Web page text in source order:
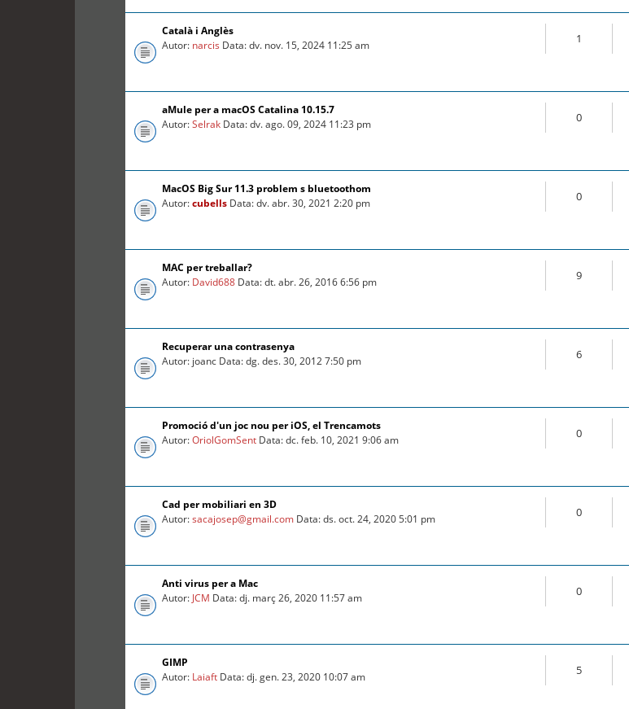
Català i Anglès
Autor: narcis Data: dv. nov. 15, 2024 11:25 am 1
aMule per a macOS Catalina 10.15.7
Autor:Selrak Data: dv. ago. 09, 2024 11:23 pm 0
MacOS Big Sur 11.3 problem s bluetoothom
Autor:cubells Data: dv. abr. 30, 2021 2:20 pm 0
MAC per treballar?
Autor: David688 Data: dt. abr. 26, 2016 6:56 pm 9
Recuperar una contrasenya
Autor: joanc Data: dg. des. 30, 2012 7:50 pm
6
Promoció d'un joc nou per iOS, el Trencamots
Autor:OriolGomSent Data: dc. feb. 10, 2021 9:06 am 0
Cad per mobiliari en 3D
Autor:sacajosep@gmail.com Data: ds. oct. 24, 2020 5:01 pm 0
Anti virus per a Mac
Autor: JCM Data: dj. març 26, 2020 11:57 am 0
GIMP
Autor: Laiaft Data: dj. gen. 23, 2020 10:07 am 5